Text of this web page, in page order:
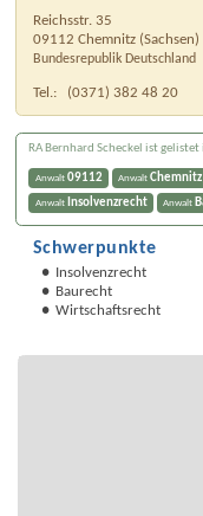
Reichsstr. 35
09112 Chemnitz (Sachsen)
Bundesrepublik Deutschland
Tel.: (0371) 382 48 20
RA Bernhard Scheckel ist gelistet
Anwalt 09112 Anwalt Chemnitz
Anwalt Insolvenzrecht Anwalt
Schwerpunkte
Insolvenzrecht
Baurecht
Wirtschaftsrecht